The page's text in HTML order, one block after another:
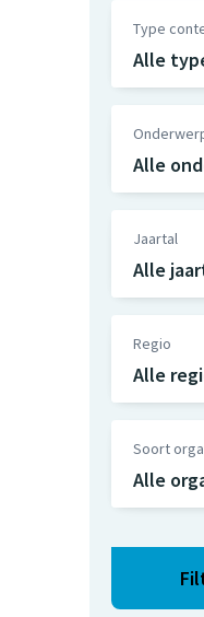
Type
Jaartal
Regio
Soort